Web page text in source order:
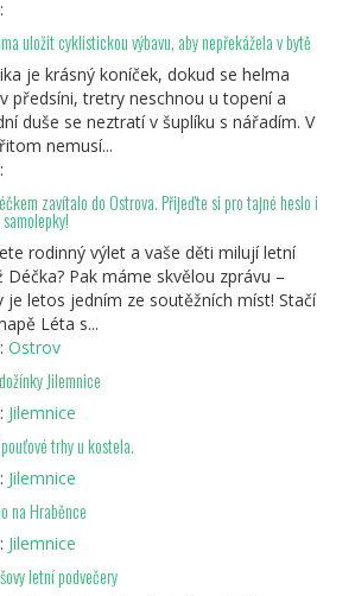
uložit cyklistickou výbavu, aby nepřekážela v bytě
je krásný koníček, dokud se helma
předsíni, tretry neschnou u topení a
duše se neztratí v šuplíku s nářadím. V
nemusí...
zavítalo do Ostrova. Přijeďte si pro tajné heslo i
rodinný výlet a vaše děti milují letní
Déčka? Pak máme skvělou zprávu –
je letos jedním ze soutěžních míst! Stačí
Léta s...
Ostrov
Jilemnice
Jilemnice
trhy u kostela.
Jilemnice
na Hraběnce
Jilemnice
letní podvečery